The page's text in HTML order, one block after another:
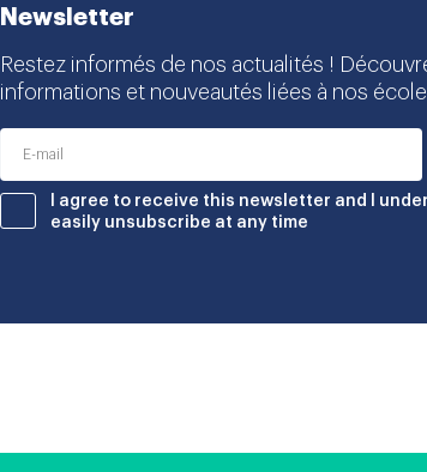
Newsletter
Restez informés de nos actualités !
informations et nouveautés liées à nos
I agree to receive this newsletter and I
easily unsubscribe at any time